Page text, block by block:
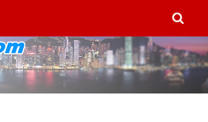
– हङकङबाट
hk nepal com